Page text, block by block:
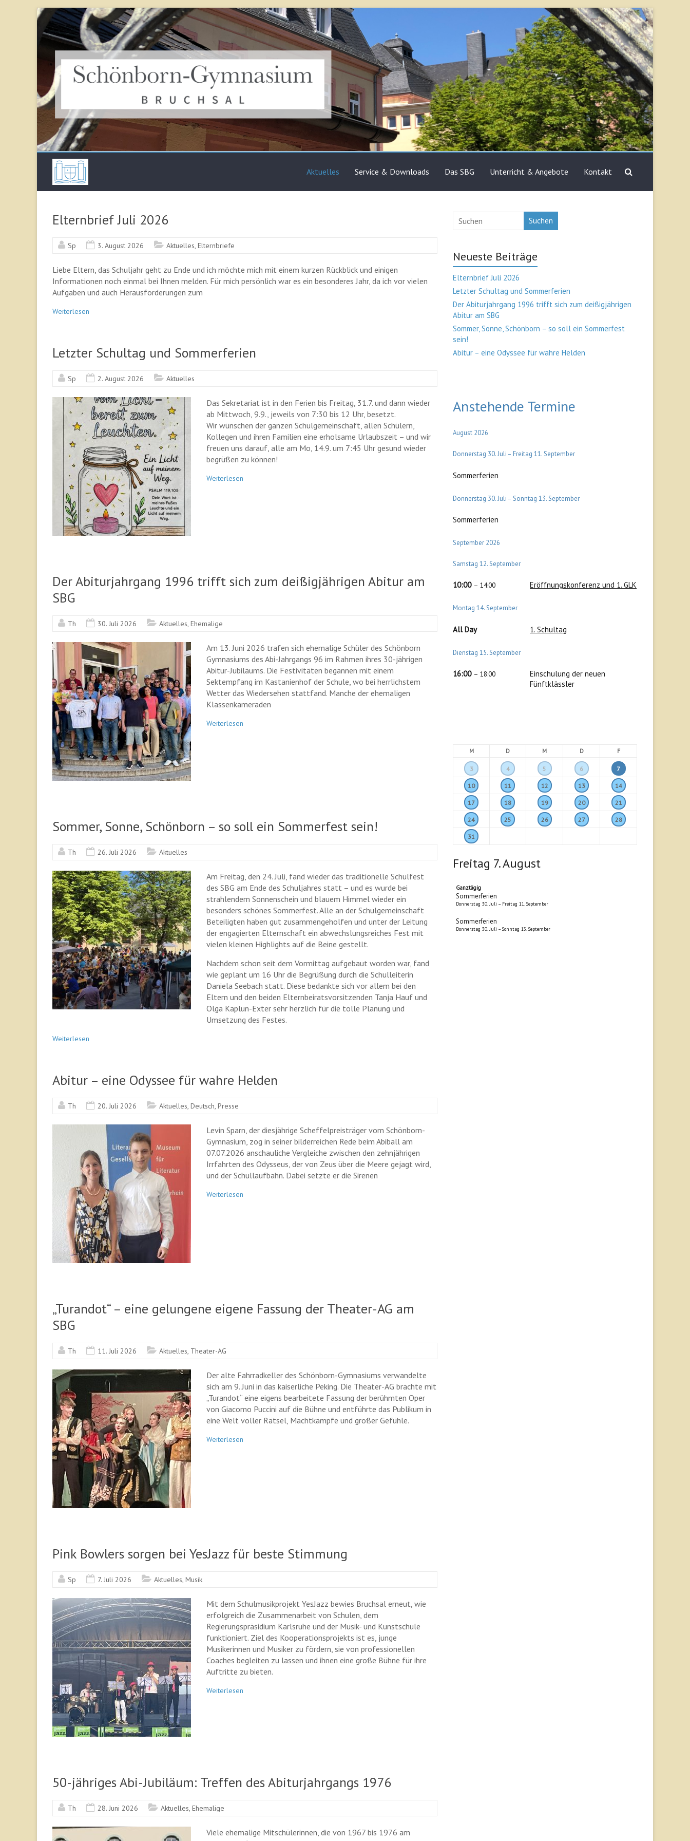
Skip
to
content
Schönborn Gymnasium Bruchsal
Aktuelles Service & Downloads Das SBG Unterricht & Angebote Kontakt
Elternbrief Juli 2026
Sp 3. August 2026 Aktuelles Elternbriefe
Liebe Eltern, das Schuljahr geht zu Ende und ich möchte mich mit einem kurzen Rückblick und einigen
Informationen noch einmal bei Ihnen melden. Für mich persönlich war es ein besonderes Jahr, da ich vor vielen
Aufgaben und auch Herausforderungen zum
Weiterlesen
Letzter Schultag und Sommerferien
Sp 2. August 2026 Aktuelles
Das Sekretariat ist in den Ferien bis Freitag, 31.7. und dann wieder
ab Mittwoch, 9.9., jeweils von 7:30 bis 12 Uhr, besetzt.
Wir wünschen der ganzen Schulgemeinschaft, allen Schülern,
Kollegen und ihren Familien eine erholsame Urlaubszeit – und wir
freuen uns darauf, alle am Mo, 14.9. um 7:45 Uhr gesund wieder
begrüßen zu können!
Weiterlesen
Der Abiturjahrgang 1996 trifft sich zum deißigjährigen Abitur am
SBG
Th 30. Juli 2026 Aktuelles Ehemalige
Am 13. Juni 2026 trafen sich ehemalige Schüler des Schönborn
Gymnasiums des Abi-Jahrgangs 96 im Rahmen ihres 30-jährigen
Abitur-Jubiläums. Die Festivitäten begannen mit einem
Sektempfang im Kastanienhof der Schule, wo bei herrlichstem
Wetter das Wiedersehen stattfand. Manche der ehemaligen
Klassenkameraden
Weiterlesen
Sommer, Sonne, Schönborn – so soll ein Sommerfest sein!
Th 26. Juli 2026 Aktuelles
Am Freitag, den 24. Juli, fand wieder das traditionelle Schulfest
des SBG am Ende des Schuljahres statt – und es wurde bei
strahlendem Sonnenschein und blauem Himmel wieder ein
besonders schönes Sommerfest. Alle an der Schulgemeinschaft
Beteiligten haben gut zusammengeholfen und unter der Leitung
der engagierten Elternschaft ein abwechslungsreiches Fest mit
vielen kleinen Highlights auf die Beine gestellt.
Nachdem schon seit dem Vormittag aufgebaut worden war, fand
wie geplant um 16 Uhr die Begrüßung durch die Schulleiterin
Daniela Seebach statt. Diese bedankte sich vor allem bei den
Eltern und den beiden Elternbeiratsvorsitzenden Tanja Hauf und
Olga Kaplun-Exter sehr herzlich für die tolle Planung und
Umsetzung des Festes.
Weiterlesen
Abitur – eine Odyssee für wahre Helden
Th 20. Juli 2026 Aktuelles Deutsch Presse
Levin Sparn, der diesjährige Scheffelpreisträger vom Schönborn-
Gymnasium, zog in seiner bilderreichen Rede beim Abiball am
07.07.2026 anschauliche Vergleiche zwischen den zehnjährigen
Irrfahrten des Odysseus, der von Zeus über die Meere gejagt wird,
und der Schullaufbahn. Dabei setzte er die Sirenen
Weiterlesen
„Turandot“ – eine gelungene eigene Fassung der Theater-AG am
SBG
Th 11. Juli 2026 Aktuelles Theater-AG
Der alte Fahrradkeller des Schönborn-Gymnasiums verwandelte
sich am 9. Juni in das kaiserliche Peking. Die Theater-AG brachte mit
„Turandot“ eine eigens bearbeitete Fassung der berühmten Oper
von Giacomo Puccini auf die Bühne und entführte das Publikum in
eine Welt voller Rätsel, Machtkämpfe und großer Gefühle.
Weiterlesen
Pink Bowlers sorgen bei YesJazz für beste Stimmung
Sp 7. Juli 2026 Aktuelles Musik
Mit dem Schulmusikprojekt YesJazz bewies Bruchsal erneut, wie
erfolgreich die Zusammenarbeit von Schulen, dem
Regierungspräsidium Karlsruhe und der Musik- und Kunstschule
funktioniert. Ziel des Kooperationsprojekts ist es, junge
Musikerinnen und Musiker zu fördern, sie von professionellen
Coaches begleiten zu lassen und ihnen eine große Bühne für ihre
Auftritte zu bieten.
Weiterlesen
50-jähriges Abi-Jubiläum: Treffen des Abiturjahrgangs 1976
Th 28. Juni 2026 Aktuelles Ehemalige
Viele ehemalige Mitschülerinnen, die von 1967 bis 1976 am
Suchen
Neueste Beiträge
Elternbrief Juli 2026
Letzter Schultag und Sommerferien
Der Abiturjahrgang 1996 trifft sich zum deißigjährigen
Abitur am SBG
Sommer, Sonne, Schönborn – so soll ein Sommerfest
sein!
Abitur – eine Odyssee für wahre Helden
Anstehende Termine
August 2026
Donnerstag 30.Juli – Freitag 11.September
Sommerferien
Donnerstag 30.Juli –Sonntag 13.September
Sommerferien
September 2026
Samstag 12.September
10:00 – 14:00 Eröffnungskonferenz und 1. GLK
Montag 14.September
All Day 1. Schultag
Dienstag 15.September
16:00 – 18:00
Einschulung der neuen
Fünftklässler
M D M D F
3 4 5 6 7
10 11 12 13 14
17 18 19 20 21
24 25 26 27 28
31
Freitag 7.August
Ganztägig
Sommerferien
Donnerstag 30. Juli – Freitag 11. September
Sommerferien
Donnerstag 30. Juli –Sonntag 13. September